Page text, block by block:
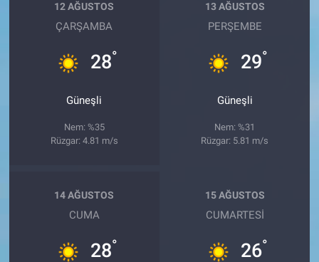
12 AĞUSTOS
ÇARŞAMBA
28°
Güneşli
Nem: %35
Rüzgar: 4.81 m/s
13 AĞUSTOS
PERŞEMBE
29°
Güneşli
Nem: %31
Rüzgar: 5.81 m/s
14 AĞUSTOS
CUMA
28°
15 AĞUSTOS
CUMARTESI
26°